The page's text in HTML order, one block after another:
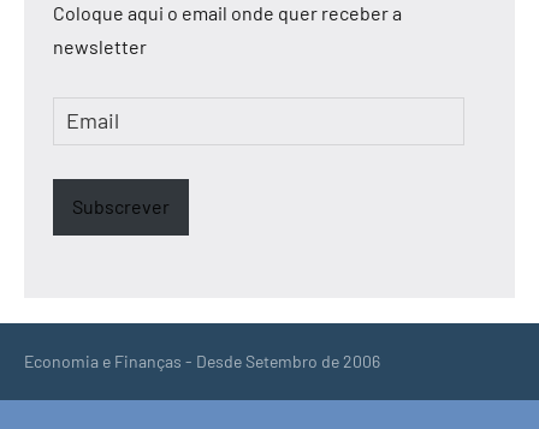
Coloque aqui o email onde quer receber a
newsletter
Email
Subscrever
Economia e Finanças - Desde Setembro de 2006